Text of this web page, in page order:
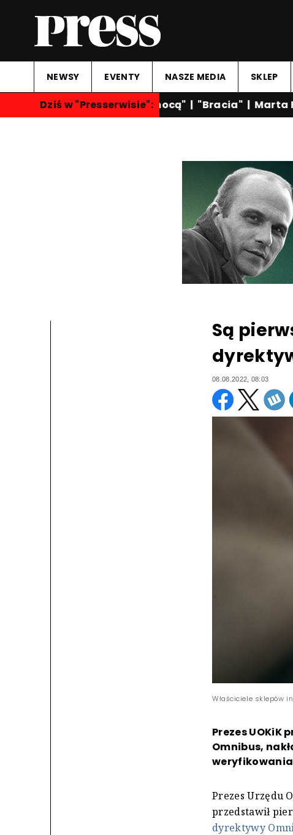
NEWSY EVENTY NASZE MEDIA SKLEP
Dziś w "Presserwisie":
"Rozmowy nocą"|"Bracia"|Marta
Są
08.08.2022, 08:03
Właściciele sklepów
Prezes
Omnibus,
Prezes Urzędu
przedstawił
dyrektywy